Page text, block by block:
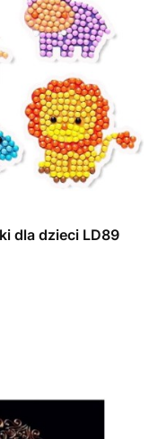
dla dzieci LD89